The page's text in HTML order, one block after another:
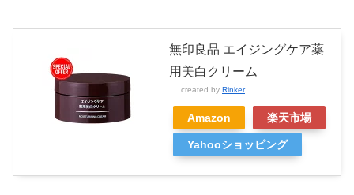
無印良品 エイジングケア薬
用美白クリーム
created by Rinker
Amazon 楽天市場
Yahooショッピング